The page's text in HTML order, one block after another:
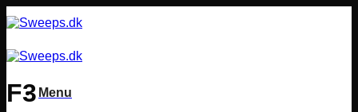
til
Menu
F3